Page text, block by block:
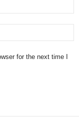
for the next time I